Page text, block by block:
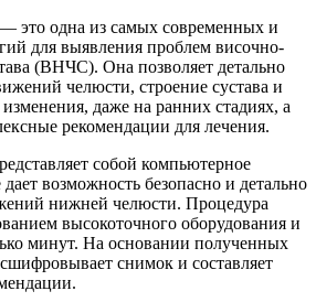
— это одна из самых современных и
для выявления проблем височно-
(ВНЧС). Она позволяет детально
челюсти, строение сустава и
даже на ранних стадиях, а
рекомендации для лечения.
собой компьютерное
возможность безопасно и детально
нижней челюсти. Процедура
высокоточного оборудования и
минут. На основании полученных
снимок и составляет